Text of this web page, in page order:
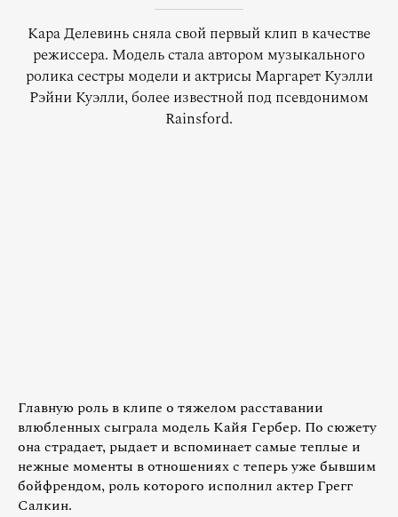
Кара Делевинь сняла свой первый клип в качестве
режиссера. Модель стала автором музыкального
ролика сестры модели и актрисы Маргарет Куэлли
Рэйни Куэлли, более известной под псевдонимом
Rainsford.
Главную роль в клипе о тяжелом расставании
влюбленных сыграла модель Кайя Гербер. По сюжету
она страдает, рыдает и вспоминает самые теплые и
нежные моменты в отношениях с теперь уже бывшим
бойфрендом, роль которого исполнил актер Грегг
Салкин.